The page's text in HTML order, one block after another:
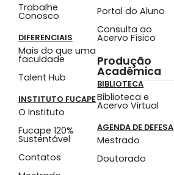
Trabalhe
Conosco
DIFERENCIAIS
Mais do que uma
faculdade
Talent Hub
INSTITUTO FUCAPE
O Instituto
Fucape 120%
Sustentável
Contatos
Portal do Aluno
Consulta ao
Acervo Físico
Produção
Acadêmica
BIBLIOTECA
Biblioteca e
Acervo Virtual
AGENDA DE DEFESA
Mestrado
Doutorado